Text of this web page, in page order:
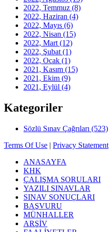
2022, Temmuz (8)
2022, Haziran (4)
2022, Mayıs (6)
2022, Nisan (15)
2022, Mart (12)
2022, Şubat (1)
2022, Ocak (1)
2021, Kasım (15)
2021, Ekim (9)
2021, Eylül (4)
Kategoriler
Sözlü Sınav Çağrıları (523)
Terms Of Use | Privacy Statement
ANASAYFA
KHK
ÇALIŞMA SORULARI
YAZILI SINAVLAR
SINAV SONUÇLARI
BAŞVURU
MÜNHALLER
ARŞİV